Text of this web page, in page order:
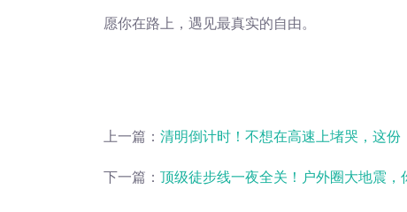
愿你在路上，遇见最真实的自由。
上一篇： 清明倒计时！不想在高速上堵哭，这份
下一篇： 顶级徒步线一夜全关！户外圈大地震，